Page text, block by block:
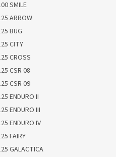
SMILE
ARROW
BUG
CITY
CROSS
CSR 08
CSR 09
ENDURO II
ENDURO III
ENDURO IV
FAIRY
GALACTICA